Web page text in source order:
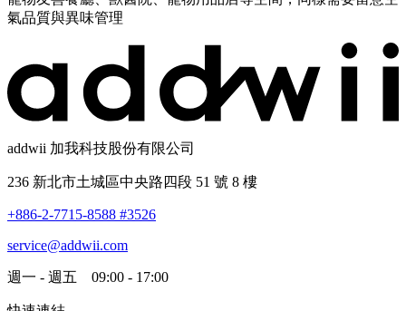
氣品質與異味管理
addwii 加我科技股份有限公司
236 新北市土城區中央路四段 51 號 8 樓
+886-2-7715-8588 #3526
service@addwii.com
週一 - 週五 09:00 - 17:00